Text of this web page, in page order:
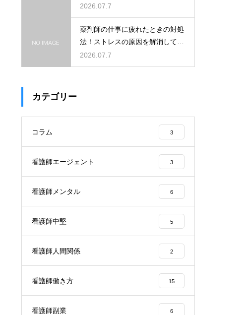
説
2026.07.7
薬剤師の仕事に疲れたときの対処
法！ストレスの原因を解消して楽
になる方法
2026.07.7
カテゴリー
コラム 3
看護師エージェント 3
看護師メンタル 6
看護師中堅 5
看護師人間関係 2
看護師働き方 15
看護師副業 6